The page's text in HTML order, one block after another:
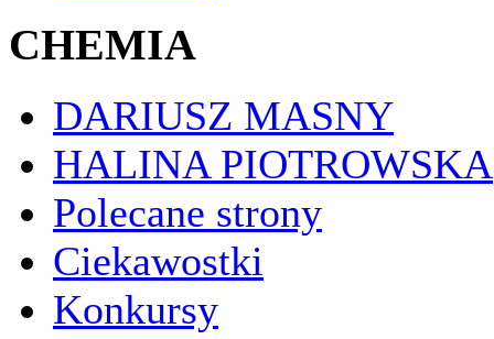
CHEMIA
DARIUSZ MASNY
HALINA PIOTROWSKA
Polecane strony
Ciekawostki
Konkursy